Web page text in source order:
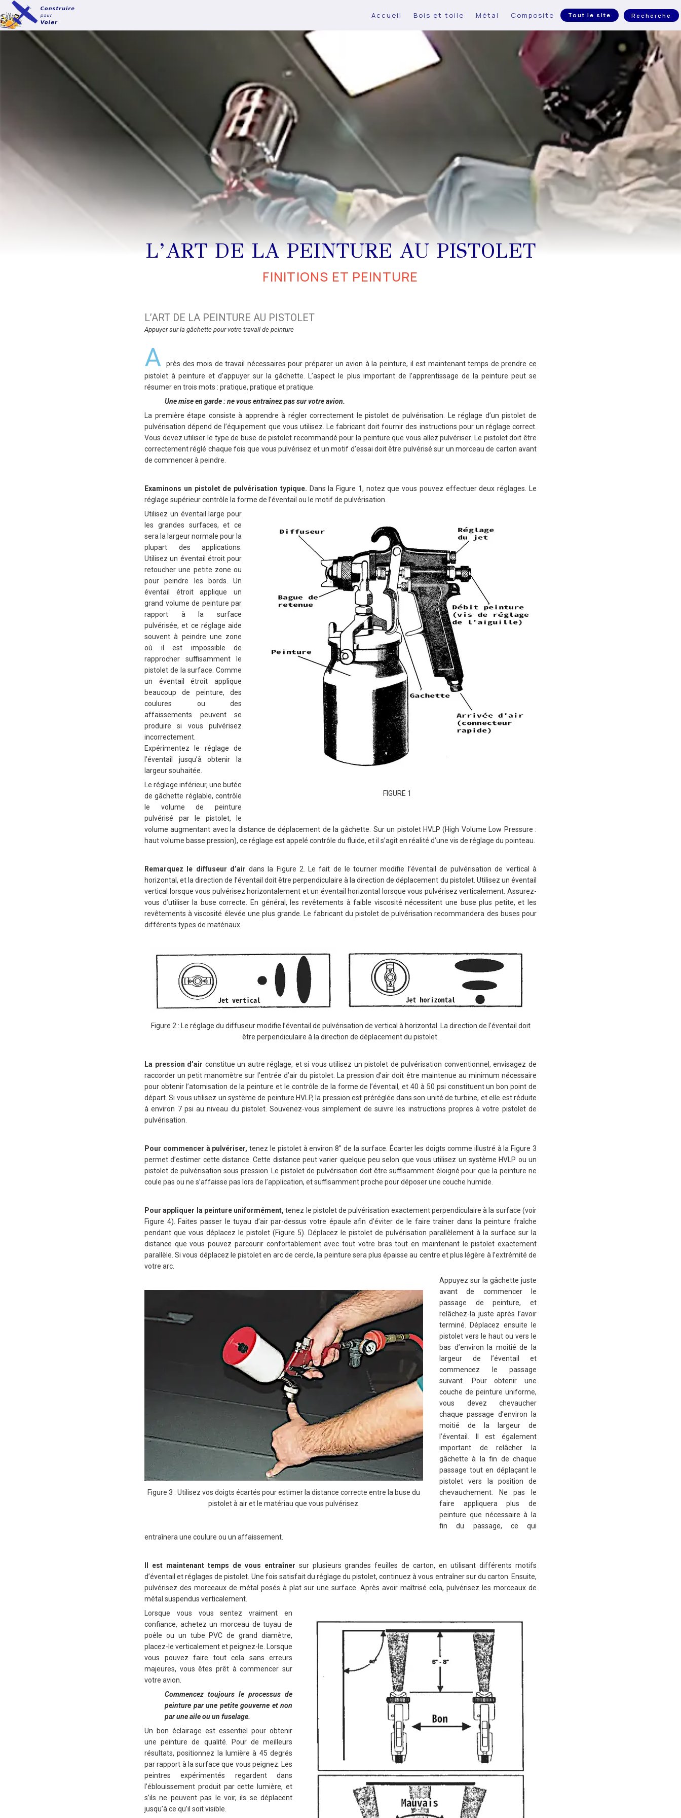
Accueil Bois et toile Métal Composite Tout le site Recherche
L’ART DE LA PEINTURE AU PISTOLET
FINITIONS ET PEINTURE
L’ART DE LA PEINTURE AU PISTOLET
Appuyer sur la gâchette pour votre travail de peinture
A
près des mois de travail nécessaires pour préparer un avion à la peinture, il est maintenant temps de prendre ce
pistolet à peinture et d’appuyer sur la gâchette. L’aspect le plus important de l’apprentissage de la peinture peut se
résumer en trois mots : pratique, pratique et pratique.
Une mise en garde : ne vous entraînez pas sur votre avion.
La première étape consiste à apprendre à régler correctement le pistolet de pulvérisation. Le réglage d’un pistolet de
pulvérisation dépend de l’équipement que vous utilisez. Le fabricant doit fournir des instructions pour un réglage correct.
Vous devez utiliser le type de buse de pistolet recommandé pour la peinture que vous allez pulvériser. Le pistolet doit être
correctement réglé chaque fois que vous pulvérisez et un motif d’essai doit être pulvérisé sur un morceau de carton avant
de commencer à peindre.
Examinons un pistolet de pulvérisation typique. Dans la Figure 1, notez que vous pouvez effectuer deux réglages. Le
réglage supérieur contrôle la forme de l’éventail ou le motif de pulvérisation.
FIGURE 1
Utilisez un éventail large pour
les grandes surfaces, et ce
sera la largeur normale pour la
plupart des applications.
Utilisez un éventail étroit pour
retoucher une petite zone ou
pour peindre les bords. Un
éventail étroit applique un
grand volume de peinture par
rapport à la surface
pulvérisée, et ce réglage aide
souvent à peindre une zone
où il est impossible de
rapprocher suffisamment le
pistolet de la surface. Comme
un éventail étroit applique
beaucoup de peinture, des
coulures ou des
affaissements peuvent se
produire si vous pulvérisez
incorrectement.
Expérimentez le réglage de
l’éventail jusqu’à obtenir la
largeur souhaitée.
Le réglage inférieur, une butée
de gâchette réglable, contrôle
le volume de peinture
pulvérisé par le pistolet, le
volume augmentant avec la distance de déplacement de la gâchette. Sur un pistolet HVLP (High Volume Low Pressure :
haut volume basse pression), ce réglage est appelé contrôle du fluide, et il s’agit en réalité d’une vis de réglage du pointeau.
Remarquez le diffuseur d’air dans la Figure 2. Le fait de le tourner modifie l’éventail de pulvérisation de vertical à
horizontal, et la direction de l’éventail doit être perpendiculaire à la direction de déplacement du pistolet. Utilisez un éventail
vertical lorsque vous pulvérisez horizontalement et un éventail horizontal lorsque vous pulvérisez verticalement. Assurez-
vous d’utiliser la buse correcte. En général, les revêtements à faible viscosité nécessitent une buse plus petite, et les
revêtements à viscosité élevée une plus grande. Le fabricant du pistolet de pulvérisation recommandera des buses pour
différents types de matériaux.
Figure 2 : Le réglage du diffuseur modifie l’éventail de pulvérisation de vertical à horizontal. La direction de l’éventail doit
être perpendiculaire à la direction de déplacement du pistolet.
La pression d’air constitue un autre réglage, et si vous utilisez un pistolet de pulvérisation conventionnel, envisagez de
raccorder un petit manomètre sur l’entrée d’air du pistolet. La pression d’air doit être maintenue au minimum nécessaire
pour obtenir l’atomisation de la peinture et le contrôle de la forme de l’éventail, et 40 à 50 psi constituent un bon point de
départ. Si vous utilisez un système de peinture HVLP, la pression est préréglée dans son unité de turbine, et elle est réduite
à environ 7 psi au niveau du pistolet. Souvenez-vous simplement de suivre les instructions propres à votre pistolet de
pulvérisation.
Pour commencer à pulvériser, tenez le pistolet à environ 8″ de la surface. Écarter les doigts comme illustré à la Figure 3
permet d’estimer cette distance. Cette distance peut varier quelque peu selon que vous utilisez un système HVLP ou un
pistolet de pulvérisation sous pression. Le pistolet de pulvérisation doit être suffisamment éloigné pour que la peinture ne
coule pas ou ne s’affaisse pas lors de l’application, et suffisamment proche pour déposer une couche humide.
Pour appliquer la peinture uniformément, tenez le pistolet de pulvérisation exactement perpendiculaire à la surface (voir
Figure 4). Faites passer le tuyau d’air par-dessus votre épaule afin d’éviter de le faire traîner dans la peinture fraîche
pendant que vous déplacez le pistolet (Figure 5). Déplacez le pistolet de pulvérisation parallèlement à la surface sur la
distance que vous pouvez parcourir confortablement avec tout votre bras tout en maintenant le pistolet exactement
parallèle. Si vous déplacez le pistolet en arc de cercle, la peinture sera plus épaisse au centre et plus légère à l’extrémité de
votre arc.
Figure 3 : Utilisez vos doigts écartés pour estimer la distance correcte entre la buse du
pistolet à air et le matériau que vous pulvérisez.
Appuyez sur la gâchette juste
avant de commencer le
passage de peinture, et
relâchez-la juste après l’avoir
terminé. Déplacez ensuite le
pistolet vers le haut ou vers le
bas d’environ la moitié de la
largeur de l’éventail et
commencez le passage
suivant. Pour obtenir une
couche de peinture uniforme,
vous devez chevaucher
chaque passage d’environ la
moitié de la largeur de
l’éventail. Il est également
important de relâcher la
gâchette à la fin de chaque
passage tout en déplaçant le
pistolet vers la position de
chevauchement. Ne pas le
faire appliquera plus de
peinture que nécessaire à la
fin du passage, ce qui
entraînera une coulure ou un affaissement.
Il est maintenant temps de vous entraîner sur plusieurs grandes feuilles de carton, en utilisant différents motifs
d’éventail et réglages de pistolet. Une fois satisfait du réglage du pistolet, continuez à vous entraîner sur du carton. Ensuite,
pulvérisez des morceaux de métal posés à plat sur une surface. Après avoir maîtrisé cela, pulvérisez les morceaux de
métal suspendus verticalement.
Lorsque vous vous sentez vraiment en
confiance, achetez un morceau de tuyau de
poêle ou un tube PVC de grand diamètre,
placez-le verticalement et peignez-le. Lorsque
vous pouvez faire tout cela sans erreurs
majeures, vous êtes prêt à commencer sur
votre avion.
Commencez toujours le processus de
peinture par une petite gouverne et non
par une aile ou un fuselage.
Un bon éclairage est essentiel pour obtenir
une peinture de qualité. Pour de meilleurs
résultats, positionnez la lumière à 45 degrés
par rapport à la surface que vous peignez. Les
peintres expérimentés regardent dans
l’éblouissement produit par cette lumière, et
s’ils ne peuvent pas le voir, ils se déplacent
jusqu’à ce qu’il soit visible.